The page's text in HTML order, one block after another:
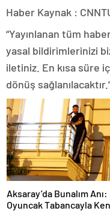
Haber Kaynak :
“Yayınlanan tüm
yasal bildirimlerinizi
iletiniz. En kısa süre
dönüş
Aksaray’da Bunalım Anı:
Oyuncak Tabancayla